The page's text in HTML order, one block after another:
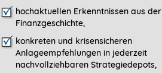
hochaktuellen Erkenntnissen aus der
Finanzgeschichte,
konkreten und krisensicheren
Anlageempfehlungen in jederzeit
nachvollziehbaren Strategiedepots,